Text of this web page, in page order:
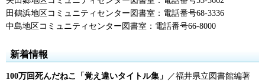
田鶴浜地区コミュニティセンター図書室：電話番号68-3336
中島地区コミュニティセンター図書室：電話番号66-8000
新着情報
100万回死んだねこ「覚え違いタイトル集」 ／福井県立図書館編著